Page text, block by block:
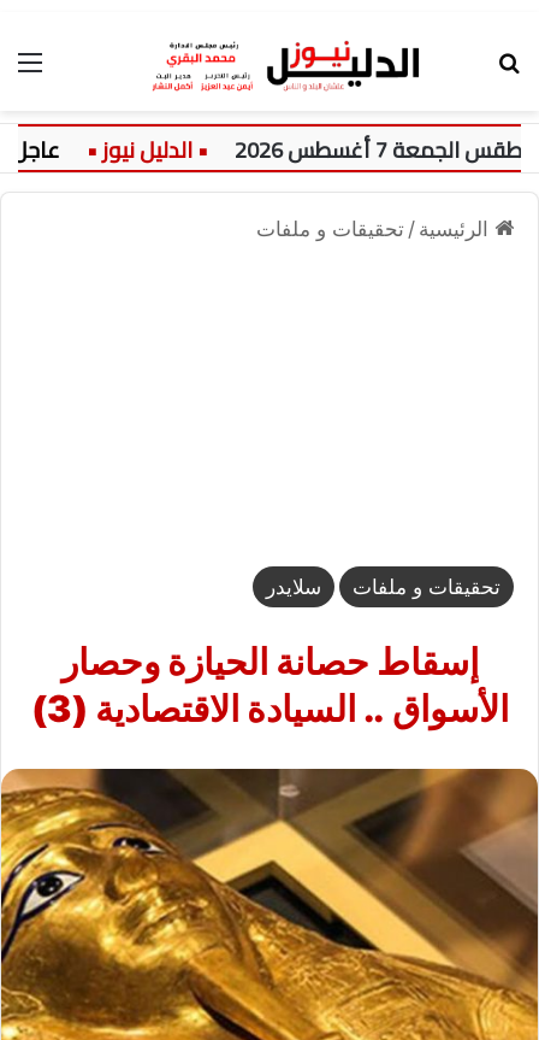
عاجل:
الرئيسية / تحقيقات و ملفات
تحقيقات و ملفات سلايدر
إسقاط حصانة الحيازة وحصار
الأسواق .. السيادة الاقتصادية (3)